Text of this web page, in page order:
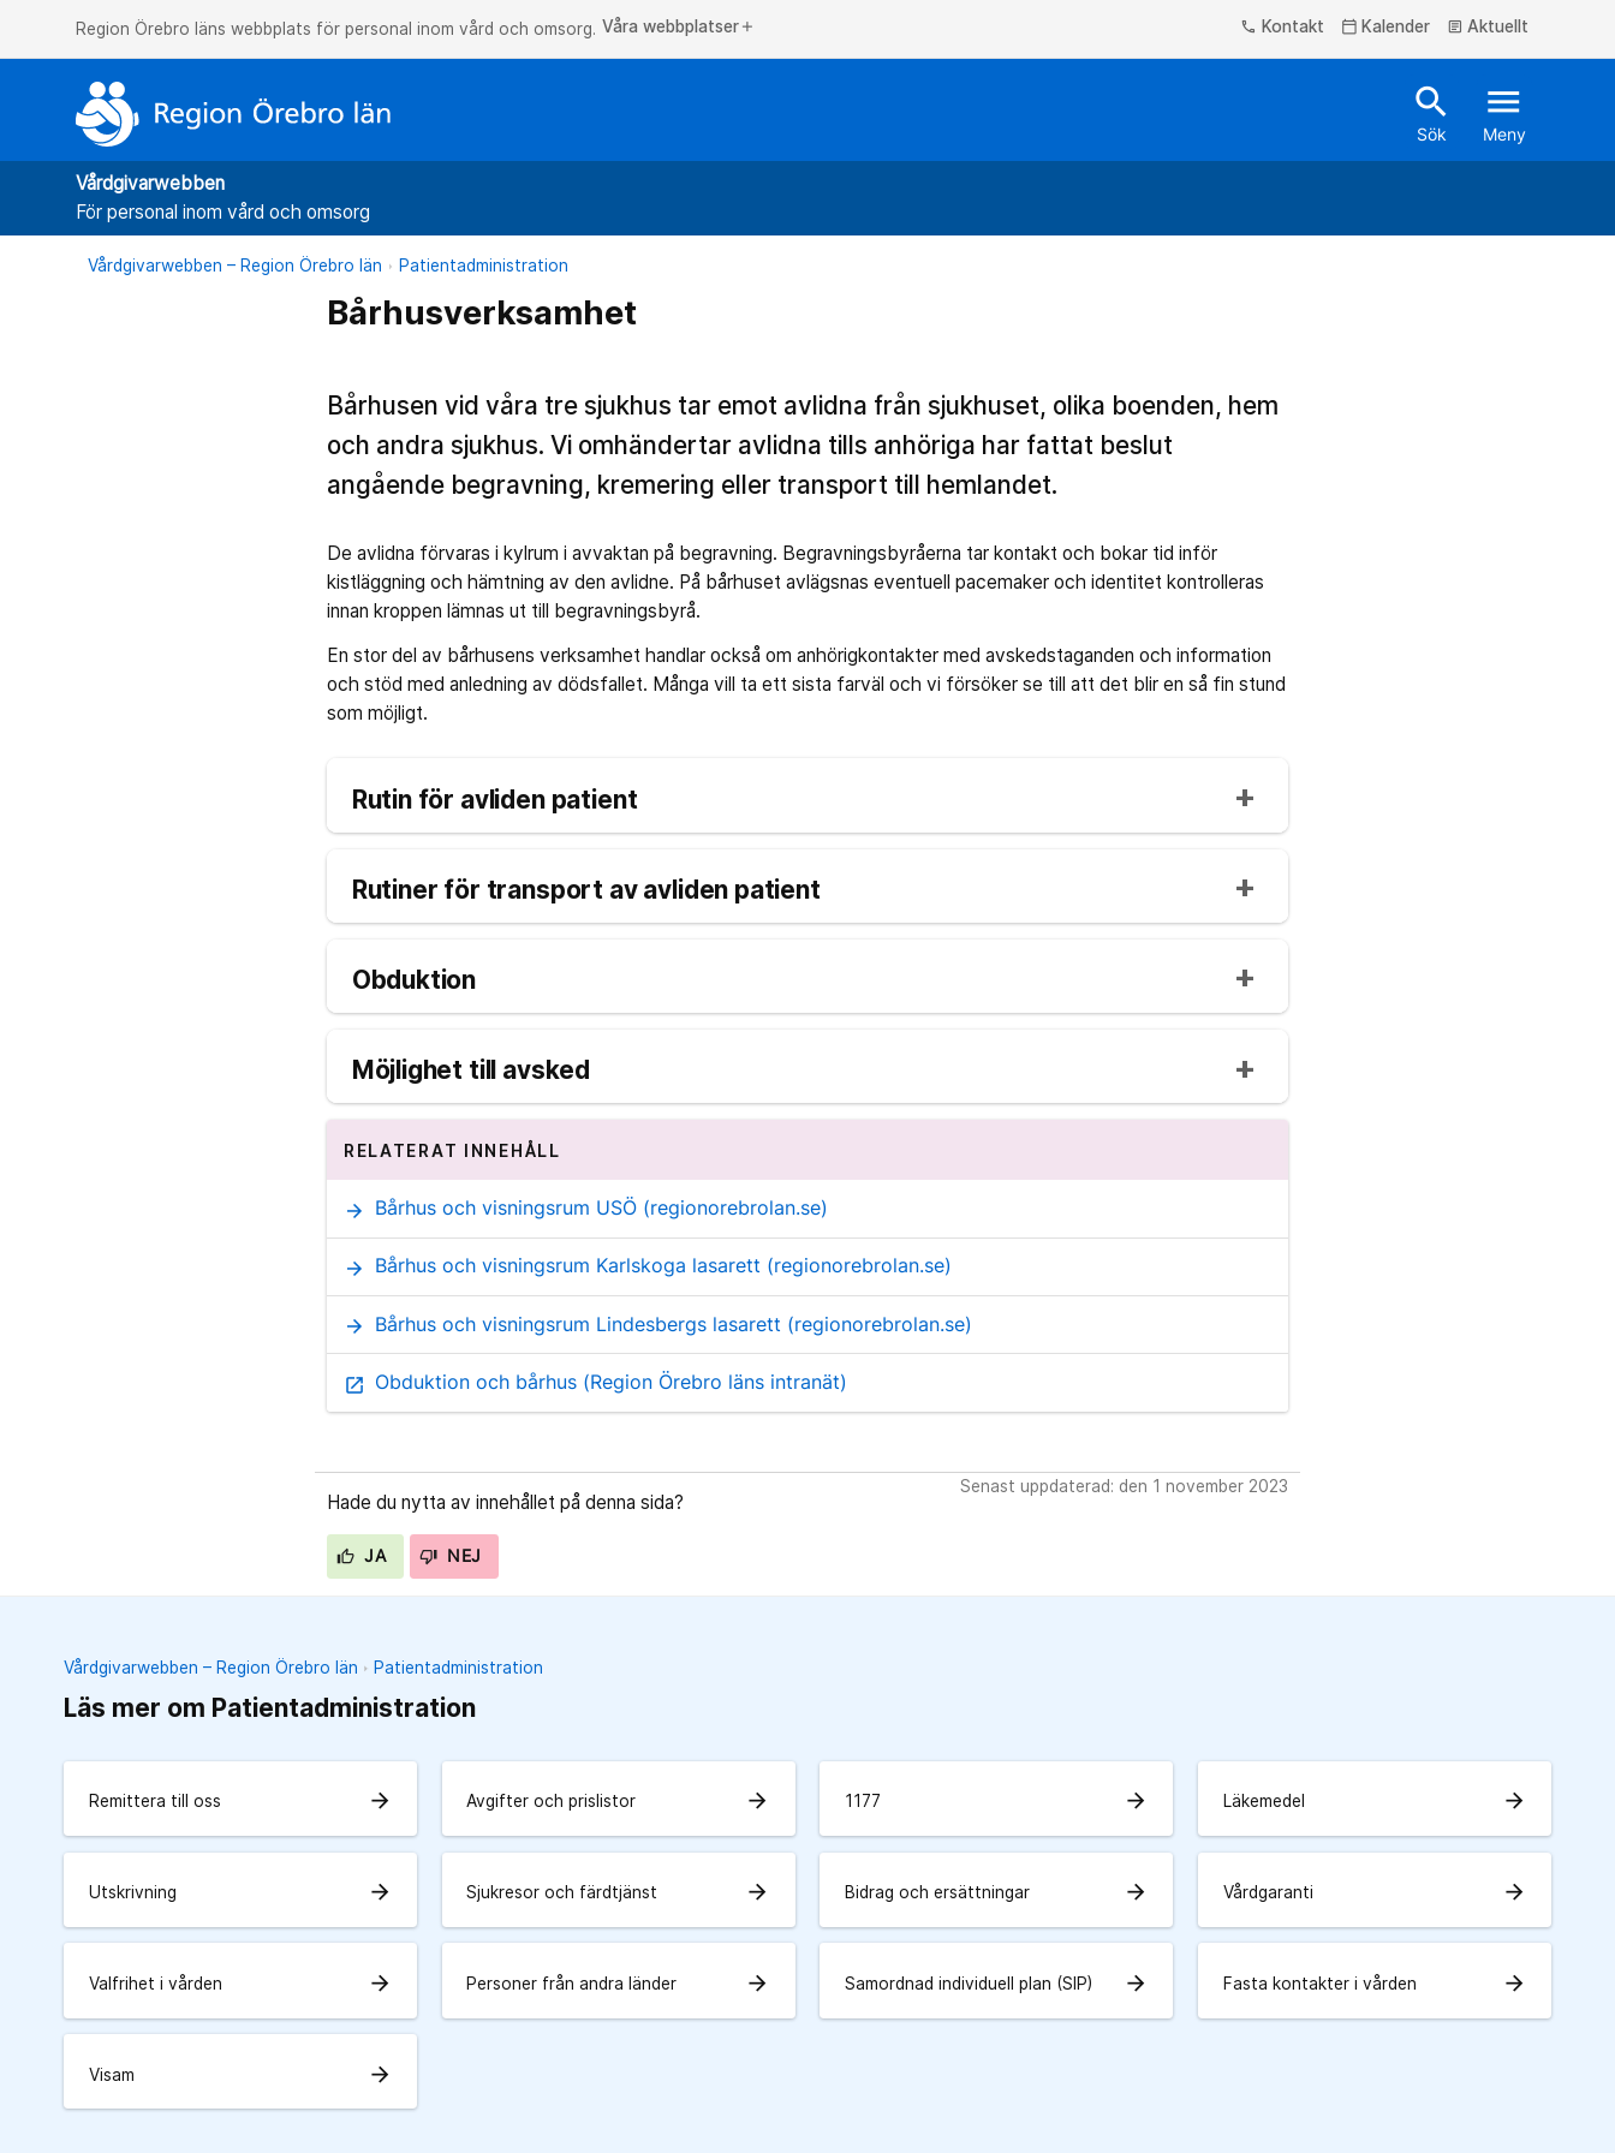
Region Örebro läns webbplats för personal inom vård och omsorg. Våra webbplatser add phone Kontakt calendar_today Kalender article Aktuellt
search
Sök
menu
Meny
Vårdgivarwebben
För personal inom vård och omsorg
Vårdgivarwebben – Region Örebro län Patientadministration
Bårhusverksamhet
Bårhusen vid våra tre sjukhus tar emot avlidna från sjukhuset, olika boenden, hem
och andra sjukhus. Vi omhändertar avlidna tills anhöriga har fattat beslut
angående begravning, kremering eller transport till hemlandet.
De avlidna förvaras i kylrum i avvaktan på begravning. Begravningsbyråerna tar kontakt och bokar tid inför
kistläggning och hämtning av den avlidne. På bårhuset avlägsnas eventuell pacemaker och identitet kontrolleras
innan kroppen lämnas ut till begravningsbyrå.
En stor del av bårhusens verksamhet handlar också om anhörigkontakter med avskedstaganden och information
och stöd med anledning av dödsfallet. Många vill ta ett sista farväl och vi försöker se till att det blir en så fin stund
som möjligt.
Rutin för avliden patient
Rutiner för transport av avliden patient
Obduktion
Möjlighet till avsked
RELATERAT INNEHÅLL
arrow_forward Bårhus och visningsrum USÖ (regionorebrolan.se)
arrow_forward Bårhus och visningsrum Karlskoga lasarett (regionorebrolan.se)
arrow_forward Bårhus och visningsrum Lindesbergs lasarett (regionorebrolan.se)
open_in_new Obduktion och bårhus (Region Örebro läns intranät)
Hade du nytta av innehållet på denna sida?
JA NEJ
Senast uppdaterad: den 1 november 2023
Vårdgivarwebben – Region Örebro län Patientadministration
Läs mer om Patientadministration
Remittera till oss arrow_forward Avgifter och prislistor arrow_forward 1177 arrow_forward Läkemedel arrow_forward
Utskrivning arrow_forward Sjukresor och färdtjänst arrow_forward Bidrag och ersättningar arrow_forward Vårdgaranti arrow_forward
Valfrihet i vården arrow_forward Personer från andra länder arrow_forward Samordnad individuell plan (SIP) arrow_forward Fasta kontakter i vården arrow_forward
Visam arrow_forward